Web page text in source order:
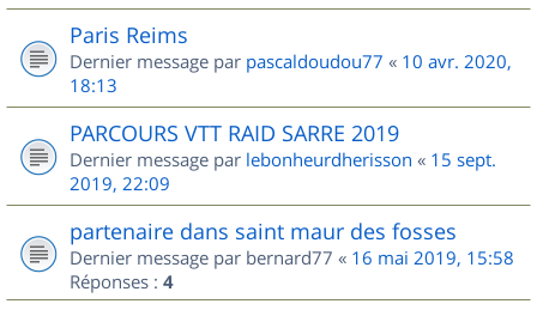
Paris Reims
Dernier message par pascaldoudou77 « 10 avr. 2020,
18:13
PARCOURS VTT RAID SARRE 2019
Dernier message par lebonheurdherisson « 15 sept.
2019, 22:09
partenaire dans saint maur des fosses
Dernier message par bernard77 « 16 mai 2019, 15:58
Réponses : 4